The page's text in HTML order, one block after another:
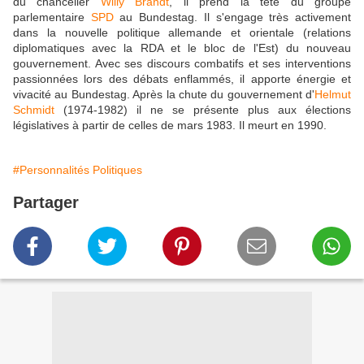
parlementaire SPDau Bundestag. Il s'engage très activement
dans la nouvelle politique allemande et orientale (relations
diplomatiques avec la RDA et le bloc de l'Est) du nouveau
gouvernement. Avec ses discours combatifs et ses interventions
passionnées lors des débats enflammés, il apporte énergie et
vivacité au Bundestag. Après la chute du gouvernement d'Helmut
Schmidt (1974-1982) il ne se présente plus aux élections
législatives à partir de celles de mars 1983. Il meurt en 1990.
#Personnalités Politiques
Partager